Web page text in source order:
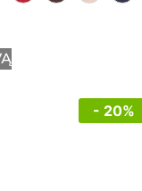
- 20%